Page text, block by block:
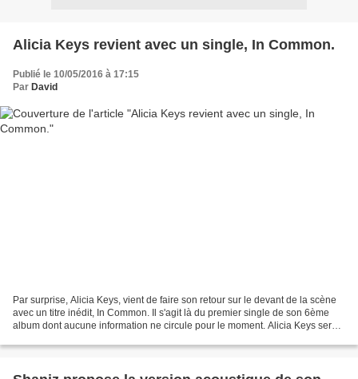
Alicia Keys revient avec un single, In Common.
Publié le 10/05/2016 à 17:15
Par David
Par surprise, Alicia Keys, vient de faire son retour sur le devant de la scène
avec un titre inédit, In Common. Il s'agit là du premier single de son 6ème
album dont aucune information ne circule pour le moment. Alicia Keys sera